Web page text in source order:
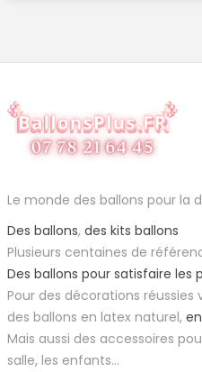
Le monde des ballons pour la
Des ballons, des kits ballons
Plusieurs centaines de
Des ballons pour satisfaire les
Pour des décorations réussies
des ballons en latex naturel,
Mais aussi des accessoires
salle, les enfants...